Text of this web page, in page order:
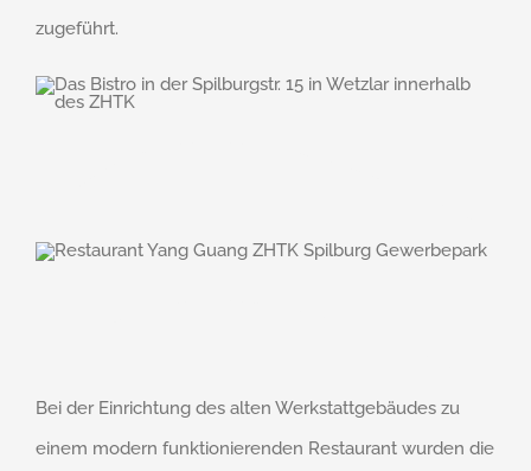
zugeführt.
Bei der Einrichtung des alten Werkstattgebäudes zu
einem modern funktionierenden Restaurant wurden die